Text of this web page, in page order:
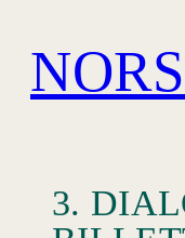
innhold
3.